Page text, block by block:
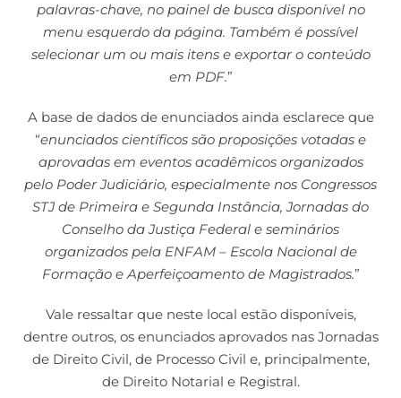
palavras-chave, no painel de busca disponível no
menu esquerdo da página. Também é possível
selecionar um ou mais itens e exportar o conteúdo
em PDF.”
A base de dados de enunciados ainda esclarece que
“enunciados científicos são proposições votadas e
aprovadas em eventos acadêmicos organizados
pelo Poder Judiciário, especialmente nos Congressos
STJ de Primeira e Segunda Instância, Jornadas do
Conselho da Justiça Federal e seminários
organizados pela ENFAM – Escola Nacional de
Formação e Aperfeiçoamento de Magistrados.”
Vale ressaltar que neste local estão disponíveis,
dentre outros, os enunciados aprovados nas Jornadas
de Direito Civil, de Processo Civil e, principalmente,
de Direito Notarial e Registral.